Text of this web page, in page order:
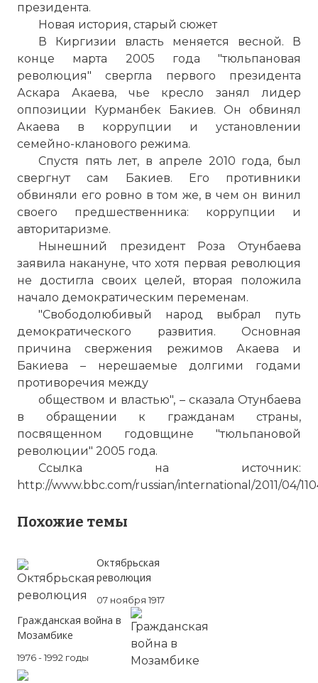
президента.
Новая история, старый сюжет
В Киргизии власть меняется весной. В
конце марта 2005 года "тюльпановая
революция" свергла первого президента
Аскара Акаева, чье кресло занял лидер
оппозиции Курманбек Бакиев. Он обвинял
Акаева в коррупции и установлении
семейно-кланового режима.
Спустя пять лет, в апреле 2010 года, был
свергнут сам Бакиев. Его противники
обвиняли его ровно в том же, в чем он винил
своего предшественника: коррупции и
авторитаризме.
Нынешний президент Роза Отунбаева
заявила накануне, что хотя первая революция
не достигла своих целей, вторая положила
начало демократическим переменам.
"Свободолюбивый народ выбрал путь
демократического развития. Основная
причина свержения режимов Акаева и
Бакиева – нерешаемые долгими годами
противоречия между
обществом и властью", – сказала Отунбаева
в обращении к гражданам страны,
посвященном годовщине "тюльпановой
революции" 2005 года.
Ссылка на источник:
http://www.bbc.com/russian/international/2011/04/
Похожие темы
Октябрьская
революция
07 ноября 1917
Гражданская война в
Мозамбике
1976 - 1992 годы